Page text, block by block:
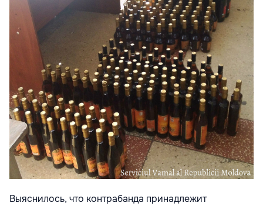
Выяснилось, что контрабанда принадлежит